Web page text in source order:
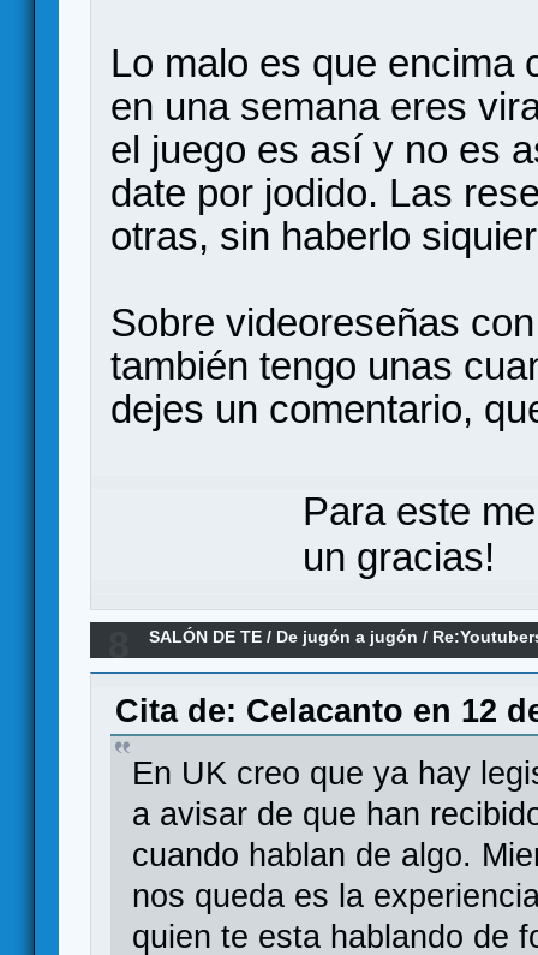
Lo malo es que encima
en una semana eres
el juego es así y no es
date por jodido. Las
otras, sin haberlo
Sobre videoreseñas
también tengo unas
dejes un comentario,
Para este
un gracias!
SALÓN DE TE / De jugón a jugón /
Cita de: Celacanto en 12
En UK creo que ya hay
a avisar de que han
cuando hablan de algo.
nos queda es la
quien te esta hablando de